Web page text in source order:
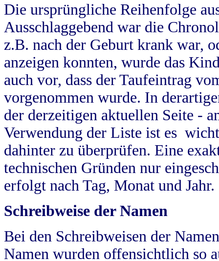
Die ursprüngliche Reihenfolge
Ausschlaggebend war die
z.B. nach der Geburt krank war,
anzeigen konnten, wurde das
auch vor, dass der Taufeintrag
vorgenommen wurde. In
der derzeitigen aktuellen Seite -
Verwendung der Liste ist es
dahinter zu überprüfen. Eine
technischen Gründen nur
erfolgt nach Tag, Monat und Jahr.
Schreibweise der Namen
Bei den Schreibweisen der
Namen wurden offensichtlich so